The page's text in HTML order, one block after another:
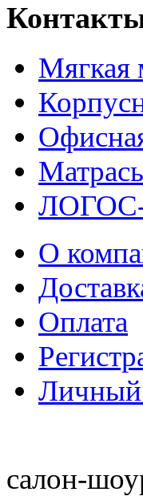
Мягкая
О
Оплата
Личный
салон-